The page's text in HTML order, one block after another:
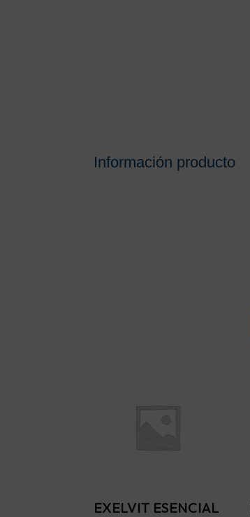
Información producto
EXELVIT ESENCIAL